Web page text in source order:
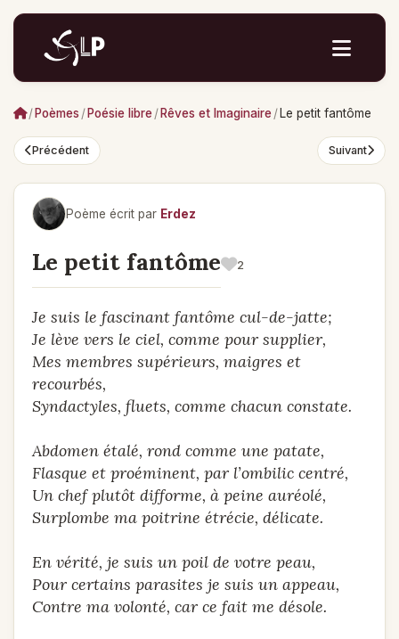
/ Poèmes / Poésie libre/ Rêves et Imaginaire/ Le petit fantôme
Précédent Suivant
Poème écrit par Erdez
Le petit fantôme 2
Je suis le fascinant fantôme cul-de-jatte;
Je lève vers le ciel, comme pour supplier,
Mes membres supérieurs, maigres et
recourbés,
Syndactyles, fluets, comme chacun constate.
Abdomen étalé, rond comme une patate,
Flasque et proéminent, par l’ombilic centré,
Un chef plutôt difforme, à peine auréolé,
Surplombe ma poitrine étrécie, délicate.
En vérité, je suis un poil de votre peau,
Pour certains parasites je suis un appeau,
Contre ma volonté, car ce fait me désole.